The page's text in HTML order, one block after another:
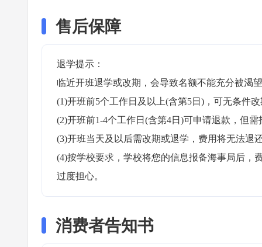
售后保障
退学提示：
临近开班退学或改期，会导致名额不能充分被渴
(1)开班前5个工作日及以上(含第5日)，可无条件
(2)开班前1-4个工作日(含第4日)可申请退款，但
(3)开班当天及以后需改期或退学，费用将无法退
(4)按学校要求，学校将您的信息报备海事局后，
过度担心。
消费者告知书